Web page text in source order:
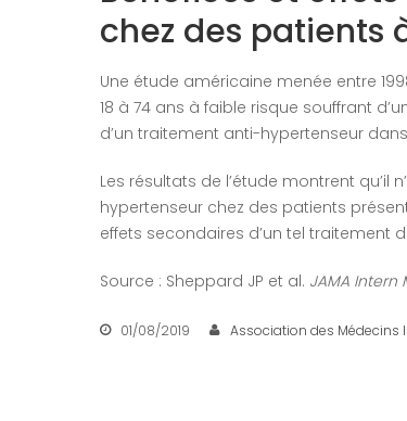
chez des patients
Une étude américaine menée entre
18 à 74 ans à faible risque souffrant
d’un traitement anti-hypertenseur
Les résultats de l’étude montrent qu’il
hypertenseur chez des patients
effets secondaires d’un tel traitement
Source : Sheppard JP et al. JAMA Intern
01/08/2019 Association des Médecins